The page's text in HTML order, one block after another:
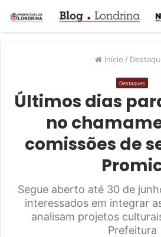
Início /
Destaques
Últimos dias
no
comissões de
Segue aberto até 30 de
interessados em integrar
analisam projetos
Prefeitura